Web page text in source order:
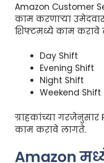
Amazon Customer
काम करणाऱ्या
शिफ्टमध्ये काम
Day Shift
Evening Shift
Night Shift
Weekend Shift
ग्राहकांच्या
काम करावे लागते.
Amazon